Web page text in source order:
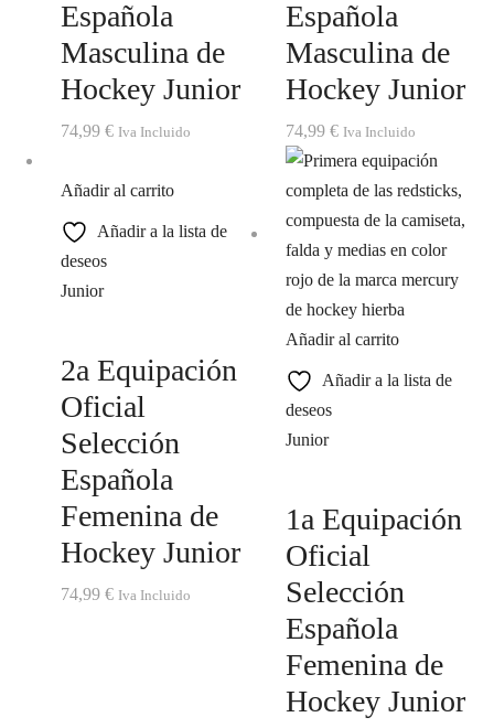
Española
Masculina de
Hockey Junior
74,99 € Iva Incluido
Española
Masculina de
Hockey Junior
74,99 € Iva Incluido
Añadir al carrito
Añadir a la lista de
deseos
Junior
2a Equipación
Oficial
Selección
Española
Femenina de
Hockey Junior
74,99 € Iva Incluido
Añadir al carrito
Añadir a la lista de
deseos
Junior
1a Equipación
Oficial
Selección
Española
Femenina de
Hockey Junior